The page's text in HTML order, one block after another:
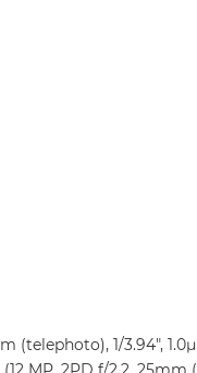
(telephoto), 1/3.94",